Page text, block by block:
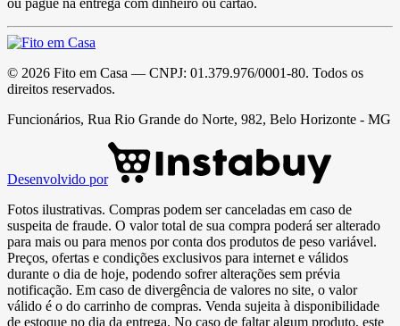
ou pague na entrega com dinheiro ou cartão.
© 2026 Fito em Casa — CNPJ: 01.379.976/0001-80. Todos os
direitos reservados.
Funcionários, Rua Rio Grande do Norte, 982, Belo Horizonte - MG
Desenvolvido por
Fotos ilustrativas. Compras podem ser canceladas em caso de
suspeita de fraude. O valor total de sua compra poderá ser alterado
para mais ou para menos por conta dos produtos de peso variável.
Preços, ofertas e condições exclusivos para internet e válidos
durante o dia de hoje, podendo sofrer alterações sem prévia
notificação. Em caso de divergência de valores no site, o valor
válido é o do carrinho de compras. Venda sujeita à disponibilidade
de estoque no dia da entrega. No caso de faltar algum produto, este